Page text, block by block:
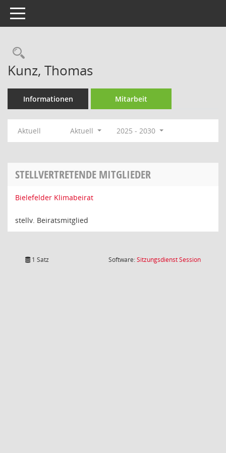
Toggle navigation
Rechercheauswahl
Kunz, Thomas
Informationen Mitarbeit
Aktuell Aktuell 2025 - 2030
STELLVERTRETENDE MITGLIEDER
Bielefelder Klimabeirat
stellv. Beiratsmitglied
1 Satz Software:SitzungsdienstSession(Wird in